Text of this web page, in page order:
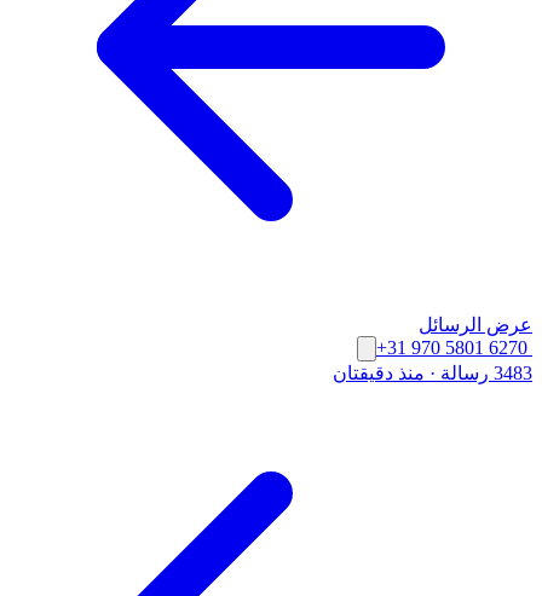
عرض الرسائل
+31 970 5801 6270
3483 رسالة
· منذ دقيقتان